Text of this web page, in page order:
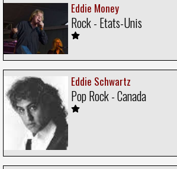
Eddie Money
Rock - Etats-Unis
Eddie Schwartz
Pop Rock - Canada